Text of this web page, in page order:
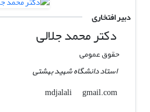
دبیر افتخاری
دکتر محمد جلالی
حقوق عمومی
استاد دانشگاه شهید بهشتی
mdjalali
gmail.com